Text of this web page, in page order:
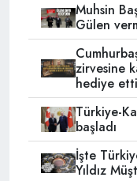
Muhsin
Gülen
zirvesine
hediye etti
Türkiye-
başladı
İşte
Yıldız